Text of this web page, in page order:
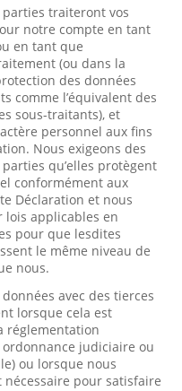
parties traiteront vos
notre compte en tant
en tant que
(ou dans la
des données
comme l’équivalent des
sous-traitants), et
personnel aux fins
Nous exigeons des
qu’elles protègent
conformément aux
Déclaration et nous
lois applicables en
pour que lesdites
le même niveau de
nous.
avec des tierces
lorsque cela est
réglementation
judiciaire ou
ou lorsque nous
pour satisfaire